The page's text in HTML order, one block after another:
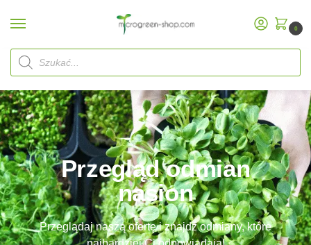
0
Przegląd odmian
nasion
Przeglądaj naszą ofertę i znajdź odmiany, które